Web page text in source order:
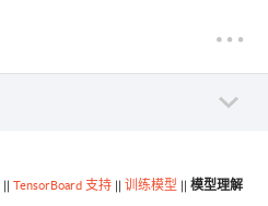
|| TensorBoard 支持||训练模型 ||模型理解